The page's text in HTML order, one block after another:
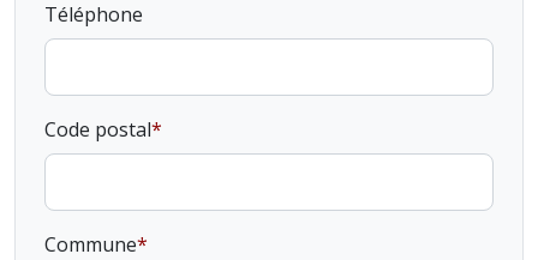
Téléphone
Code postal
Commune